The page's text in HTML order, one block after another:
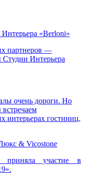
«Berloni»
партнеров —
Студии Интерьера
очень дороги. Но
интерьерах гостиниц,
& Vicostone
участие в